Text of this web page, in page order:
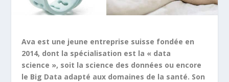
Ava est une jeune entreprise suisse fondée en
2014, dont la spécialisation est la « data
science », soit la science des données ou encore
le Big Data adapté aux domaines de la santé. Son